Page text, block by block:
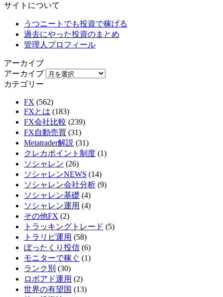
サイトについて
うつニートでも投資で稼げる
過去にやった投資のまとめ
管理人プロフィール
アーカイブ
アーカイブ
カテゴリー
FX (562)
FXとは (183)
FX会社比較 (239)
FX自動売買 (31)
Metatrader解説 (31)
クレカポイント制度 (1)
ソシャレン (26)
ソシャレンNEWS (14)
ソシャレン会社分析 (9)
ソシャレン基礎 (4)
ソシャレン運用 (4)
その他FX (2)
トラッキングトレード (5)
トラリピ運用 (58)
ぼったくり投信 (6)
モニターで稼ぐ (1)
ランク別 (30)
ロボアド運用 (2)
世界の有望国 (13)